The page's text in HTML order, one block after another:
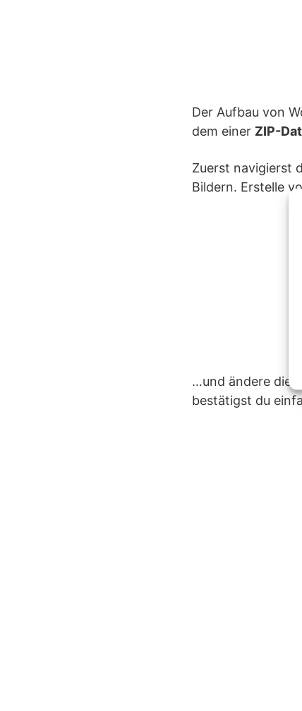
Der Aufbau von
dem einer ZIP-
Zuerst navigierst
Bildern. Erstelle
…und ändere die
bestätigst du